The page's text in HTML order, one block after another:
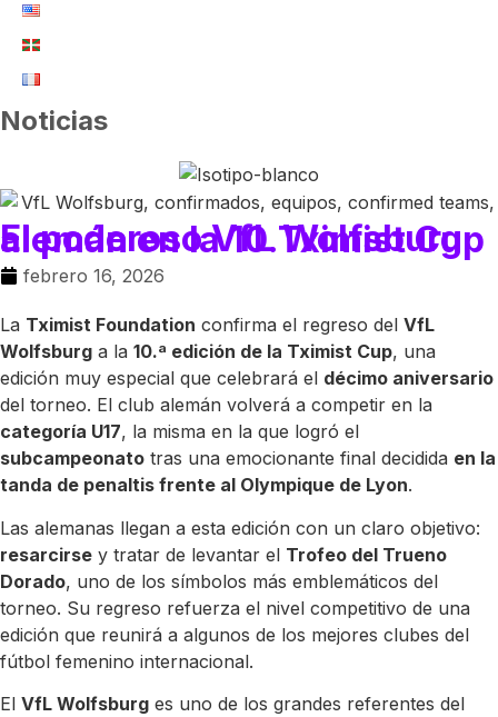
Noticias
El poderoso VfL Wolfsburg alemán en la 10.Tximist Cup
febrero 16, 2026
La Tximist Foundation confirma el regreso del VfL
Wolfsburg a la 10.ª edición de la Tximist Cup, una
edición muy especial que celebrará el décimo aniversario
del torneo. El club alemán volverá a competir en la
categoría U17, la misma en la que logró el
subcampeonato tras una emocionante final decidida en la
tanda de penaltis frente al Olympique de Lyon.
Las alemanas llegan a esta edición con un claro objetivo:
resarcirse y tratar de levantar el Trofeo del Trueno
Dorado, uno de los símbolos más emblemáticos del
torneo. Su regreso refuerza el nivel competitivo de una
edición que reunirá a algunos de los mejores clubes del
fútbol femenino internacional.
El VfL Wolfsburg es uno de los grandes referentes del